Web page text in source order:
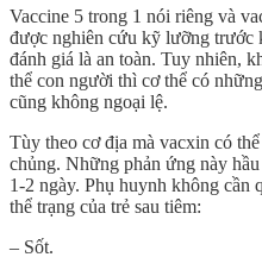
Vaccine 5 trong 1 nói riêng và
được nghiên cứu kỹ lưỡng trước
đánh giá là an toàn. Tuy nhiên,
thể con người thì cơ thể có
cũng không ngoại lệ.
Tùy theo cơ địa mà vacxin có
chủng. Những phản ứng này
1-2 ngày. Phụ huynh không cần
thể trạng của trẻ sau tiêm:
– Sốt.